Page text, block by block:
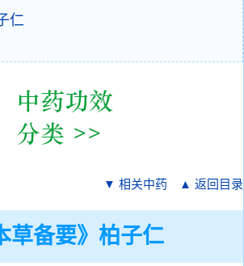
仁
▼ 相关中药 ▲ 返回目录
草备要》柏子仁